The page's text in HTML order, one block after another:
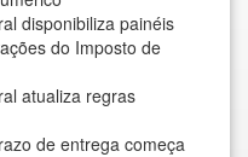
disponibiliza painéis
do Imposto de
atualiza regras
de entrega começa